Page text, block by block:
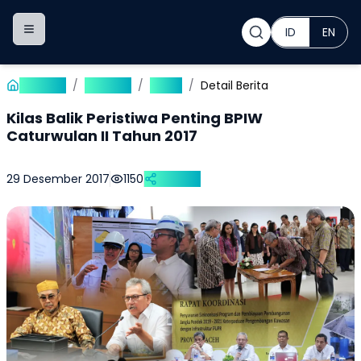
Toggle navigation menu ID EN
/ / / Detail Berita
Kilas Balik Peristiwa Penting BPIW
Caturwulan II Tahun 2017
29 Desember 2017 1150